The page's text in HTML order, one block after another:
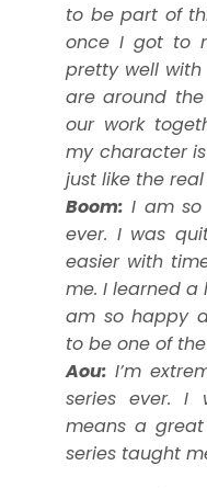
to be part of
once I got to
pretty well
are around
our work
my character
just like the real
Boom: I am so
ever. I was
easier with
me. I learned a
am so happy
to be one of
Aou: I’m
series ever. I
means a
series taught